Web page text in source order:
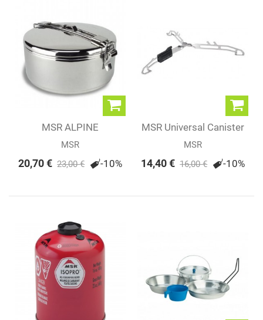
MSR ALPINE
STOWAWAY POT
MSR
20,70 € 23,00 € -10%
MSR Universal Canister
Stand
MSR
14,40 € 16,00 € -10%